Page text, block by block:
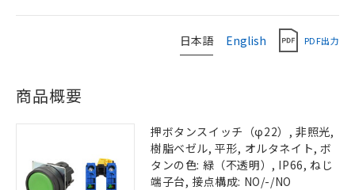
日本語 English PDF出力
商品概要
押ボタンスイッチ（φ22）, 非照光,
樹脂ベゼル, 平形, オルタネイト, ボ
タンの色: 緑（不透明）, IP66, ねじ
端子台, 接点構成: NO/-/NO